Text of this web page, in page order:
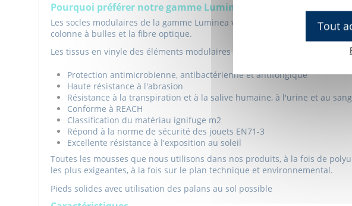
Pourquoi préférer notre gamme Luminea ?
Les socles modulaires de la gamme Luminea vous permettent de
colonne à bulles et la fibre optique.
Les tissus en vinyle des éléments modulaires Luminea sont conçus pour
Protection antimicrobienne, antibactérienne et antifongique
Haute résistance à l'abrasion
Résistance à la transpiration et à la salive humaine, à l'urine et au sang
Conforme à REACH
Classification du matériau ignifuge m2
Répond à la norme de sécurité des jouets EN71-3
Excellente résistance à l'exposition au soleil
Toutes les mousses que nous utilisons dans nos produits, à la fois de
les plus exigeantes, à la fois sur le plan technique et environnemental.
Pieds solides avec utilisation des palans au sol possible
Tout